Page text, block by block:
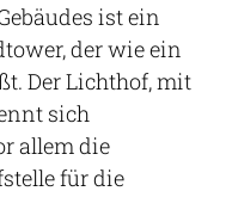
ist ein
der wie ein
Der Lichthof, mit
sich
allem die
für die